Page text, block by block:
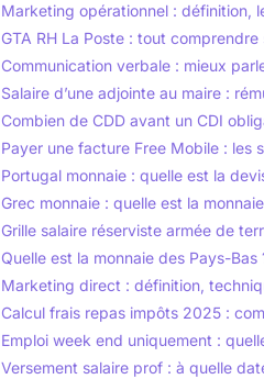
Marketing opérationnel : définition,
GTA RH La Poste : tout
Communication verbale : mieux
Salaire d’une adjointe au maire :
Combien de CDD avant un CDI
Payer une facture Free Mobile : les
Portugal monnaie : quelle est la
Grec monnaie : quelle est la
Grille salaire réserviste armée de
Quelle est la monnaie des Pays-Bas
Marketing direct : définition,
Calcul frais repas impôts 2025 :
Emploi week end uniquement :
Versement salaire prof : à quelle